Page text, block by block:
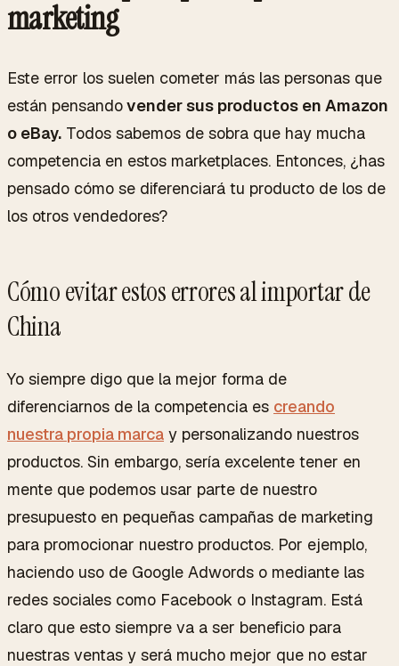
marketing
Este error los suelen cometer más las personas que
están pensandovender sus productos en Amazon
o eBay. Todos sabemos de sobra que hay mucha
competencia en estos marketplaces. Entonces, ¿has
pensado cómo se diferenciará tu producto de los de
los otros vendedores?
Cómo evitar estos errores al importar de
China
Yo siempre digo que la mejor forma de
diferenciarnos de la competencia es creando
nuestra propia marca y personalizando nuestros
productos. Sin embargo, sería excelente tener en
mente que podemos usar parte de nuestro
presupuesto en pequeñas campañas de marketing
para promocionar nuestro productos. Por ejemplo,
haciendo uso de Google Adwords o mediante las
redes sociales como Facebook o Instagram. Está
claro que esto siempre va a ser beneficio para
nuestras ventas y será mucho mejor que no estar